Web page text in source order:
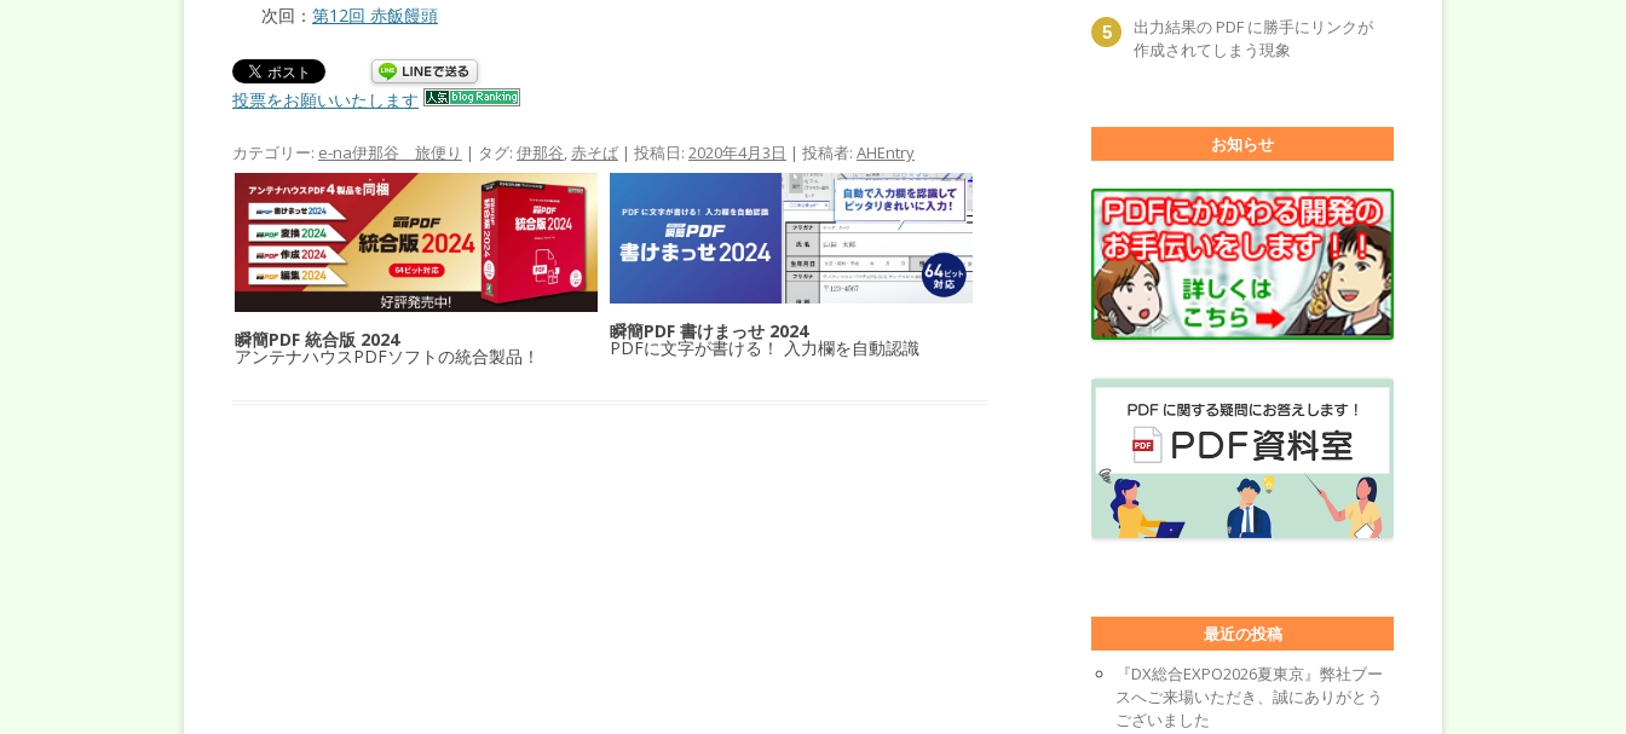
次回： 第12回 赤飯饅頭
投票をお願いいたします
カテゴリー: e-na伊那谷 旅便り | タグ: 伊那谷,赤そば | 投稿日: 2020年4月3日 | 投稿者: AHEntry
瞬簡PDF 統合版 2024
アンテナハウスPDFソフトの統合製品！
瞬簡PDF 書けまっせ 2024
PDFに文字が書ける！ 入力欄を自動認識
出力結果の PDF に勝手にリンクが
作成されてしまう現象
お知らせ
最近の投稿
『DX総合EXPO2026夏東京』弊社ブー
スへご来場いただき、誠にありがとう
ございました